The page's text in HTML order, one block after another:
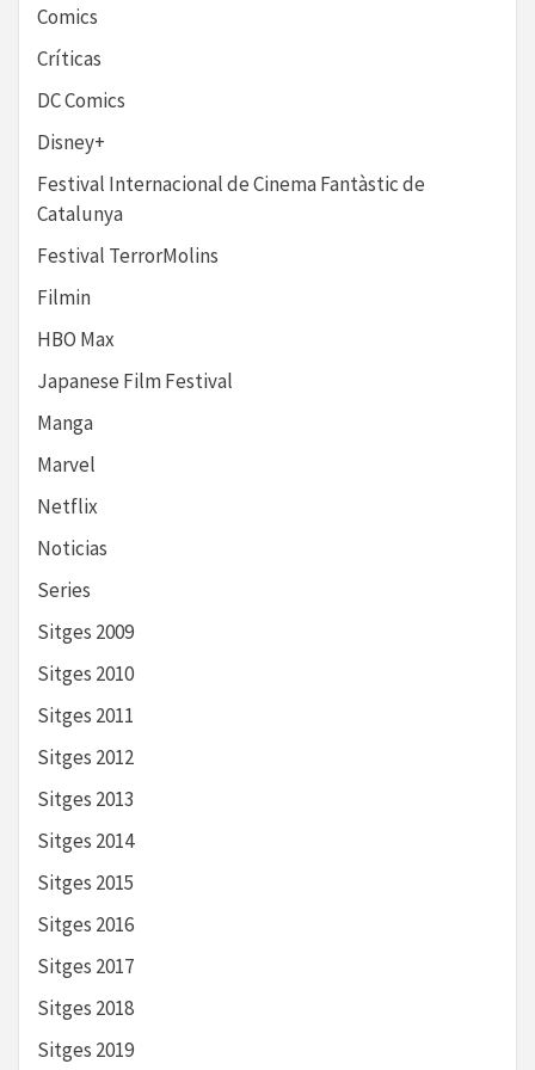
Comics
Críticas
DC Comics
Disney+
Festival Internacional de Cinema Fantàstic de
Catalunya
Festival TerrorMolins
Filmin
HBO Max
Japanese Film Festival
Manga
Marvel
Netflix
Noticias
Series
Sitges 2009
Sitges 2010
Sitges 2011
Sitges 2012
Sitges 2013
Sitges 2014
Sitges 2015
Sitges 2016
Sitges 2017
Sitges 2018
Sitges 2019